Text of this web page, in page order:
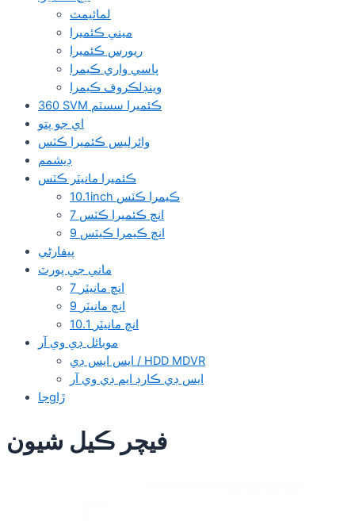
لمائيمٽ
ميني ڪئميرا
ريورس ڪئميرا
پاسي واري ڪيمرا
وينڊلڪروف ڪيمرا
360 SVM ڪئميرا سسٽم
اي جو پتو
وائرلیس ڪئميرا ڪٽس
ڊيشمم
ڪئميرا مانيٽر ڪٽس
10.1inch ڪيمرا ڪٽس
7 انچ ڪئميرا ڪٽس
9 انچ ڪيمرا ڪيٽس
پيفارڻي
ماني جي پورٽ
7 انچ مانيٽر
9 انچ مانيٽر
10.1 انچ مانيٽر
موبائل ڊي وي آر
ايس ايس ڊي / HDD MDVR
ايس ڊي ڪارڊ ايم ڊي وي آر
جاgڙا
فيچر ڪيل شيون